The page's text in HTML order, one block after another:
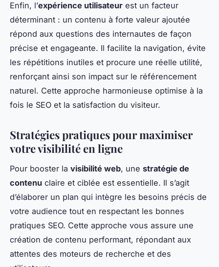
Enfin, l’expérience utilisateur est un facteur
déterminant : un contenu à forte valeur ajoutée
répond aux questions des internautes de façon
précise et engageante. Il facilite la navigation, évite
les répétitions inutiles et procure une réelle utilité,
renforçant ainsi son impact sur le référencement
naturel. Cette approche harmonieuse optimise à la
fois le SEO et la satisfaction du visiteur.
Stratégies pratiques pour maximiser
votre visibilité en ligne
Pour booster la visibilité web, une stratégie de
contenu claire et ciblée est essentielle. Il s’agit
d’élaborer un plan qui intègre les besoins précis de
votre audience tout en respectant les bonnes
pratiques SEO. Cette approche vous assure une
création de contenu performant, répondant aux
attentes des moteurs de recherche et des